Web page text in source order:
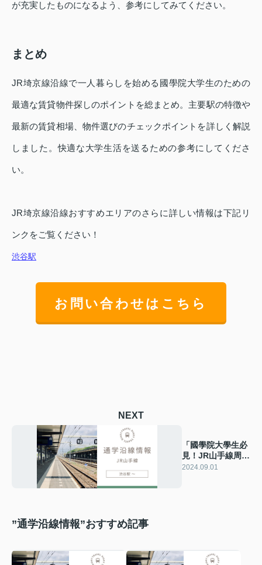
が充実したものになるよう、参考にしてみてください。
まとめ
JR埼京線沿線で一人暮らしを始める國學院大学生のための
最適な賃貸物件探しのポイントを総まとめ。主要駅の特徴や
最新の賃貸相場、物件選びのチェックポイントを詳しく解説
しました。快適な大学生活を送るための参考にしてくださ
い。
JR埼京線沿線おすすめエリアのさらに詳しい情報は下記リ
ンクをご覧ください！
渋谷駅
お問い合わせはこちら
NEXT
「國學院大學生必
見！JR山手線周辺
の賃貸物件最新情
2024.09.01
”通学沿線情報”おすすめ記事